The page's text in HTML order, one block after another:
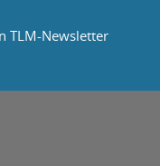
TLM-Newsletter